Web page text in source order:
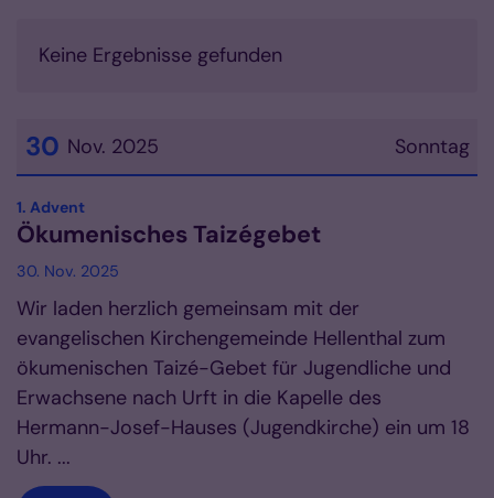
Keine Ergebnisse gefunden
Sonntag
30 Nov. 2025
Datum: 30. November 2025
1. Advent:
Ökumenisches Taizégebet
30. Nov. 2025
Wir laden herzlich gemeinsam mit der
evangelischen Kirchengemeinde Hellenthal zum
ökumenischen Taizé-Gebet für Jugendliche und
Erwachsene nach Urft in die Kapelle des
Hermann-Josef-Hauses (Jugendkirche) ein um 18
Uhr. ...